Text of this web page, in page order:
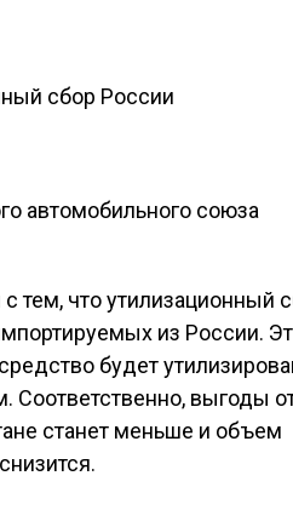
сбор России
автомобильного союза
с тем, что утилизационный
из России.
будет
Соответственно, выгоды
станет меньше и объем